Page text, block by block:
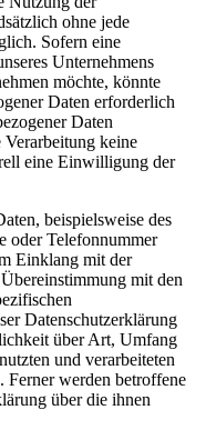
ohne jede
Sofern eine
Unternehmens
möchte, könnte
Daten erforderlich
Daten
keine
eine Einwilligung der
beispielsweise des
oder Telefonnummer
Einklang mit der
mit den
Datenschutzerklärung
über Art, Umfang
und verarbeiteten
Ferner werden betroffene
über die ihnen